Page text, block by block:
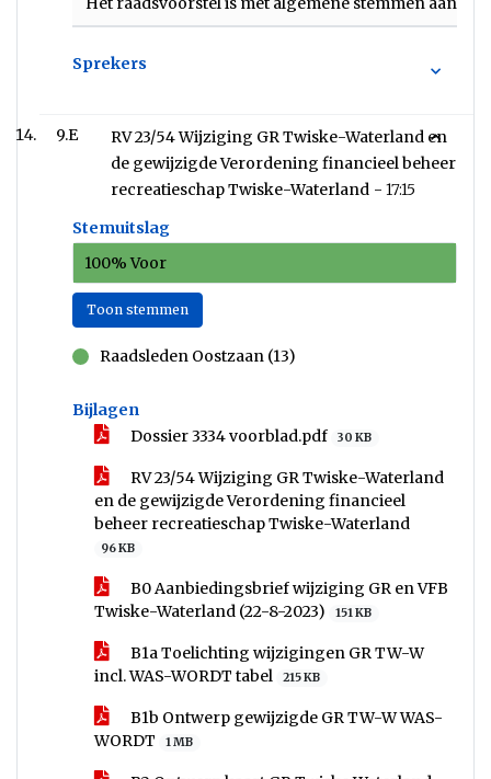
Sprekers
9.E
RV 23/54 Wijziging GR Twiske-Waterland en
de gewijzigde Verordening financieel beheer
recreatieschap Twiske-Waterland - 17:15
Stemuitslag
100% Voor
Toon stemmen
Raadsleden Oostzaan (13)
Bijlagen
Dossier 3334 voorblad.pdf
30 KB
RV 23/54 Wijziging GR Twiske-Waterland
en de gewijzigde Verordening financieel
beheer recreatieschap Twiske-Waterland
96 KB
B0 Aanbiedingsbrief wijziging GR en VFB
Twiske-Waterland (22-8-2023)
151 KB
B1a Toelichting wijzigingen GR TW-W
incl. WAS-WORDT tabel
215 KB
B1b Ontwerp gewijzigde GR TW-W WAS-
WORDT
1 MB